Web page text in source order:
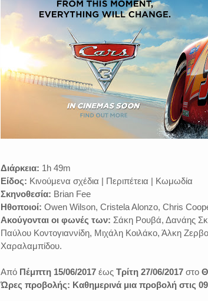
Διάρκεια: 1h 49m
Είδος: Κινούμενα σχέδια | Περιπέτεια | Κωμωδία
Σκηνοθεσία: Brian Fee
Ηθοποιοί: Owen Wilson, Cristela Alonzo, Chris
Ακούγονται οι φωνές των: Σάκη Ρουβά, Δανάης
Παύλου Κοντογιαννίδη, Μιχάλη Κοιλάκο, Άλκη
Χαραλαμπίδου.
Από Πέμπτη 15/06/2017 έως Τρίτη 27/06/2017 στο
Ώρες προβολής: Καθημερινά μια προβολή στις